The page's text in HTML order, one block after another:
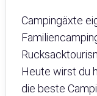
Campingäxte
Heute wirst du
die beste